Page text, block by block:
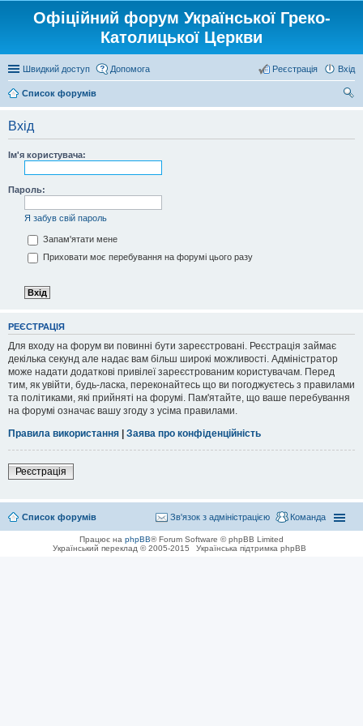
Офіційний форум Української Греко-
Католицької Церкви
Швидкий доступ Допомога Вхід
Реєстрація
Список форумів
Вхід
Ім'я користувача:
Пароль:
Я забув свій пароль
Запам'ятати мене
Приховати моє перебування на форумі цього разу
РЕЄСТРАЦІЯ
Для входу на форум ви повинні бути зареєстровані. Реєстрація займає
декілька секунд але надає вам більш широкі можливості. Адміністратор
може надати додаткові привілеї зареєстрованим користувачам. Перед
тим, як увійти, будь-ласка, переконайтесь що ви погоджуєтесь з правилами
та політиками, які прийняті на форумі. Пам'ятайте, що ваше перебування
на форумі означає вашу згоду з усіма правилами.
Правила використання | Заява про конфіденційність
Реєстрація
Список форумів Команда
Зв'язок з адміністрацією
Працює на phpBB® Forum Software © phpBB Limited
Український переклад © 2005-2015
Українська підтримка phpBB